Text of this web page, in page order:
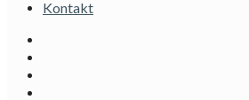
Kontakt